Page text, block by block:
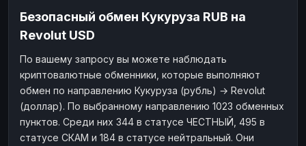
ДЕНЕЖНЫЕ ПЕРЕВОДЫ
ЗК USD
USD
ЗК
НАЛИЧНЫЕ ДЕНЬГИ
Безопасный обмен Кукуруза RUB на
Revolut USD
По вашему запросу вы можете наблюдать
криптовалютные обменники, которые выполняют
обмен по направлению Кукуруза (рубль) → Revolut
(доллар). По выбранному направлению 1023 обменных
пунктов. Среди них 344 в статусе ЧЕСТНЫЙ, 495 в
статусе СКАМ и 184 в статусе нейтральный. Они